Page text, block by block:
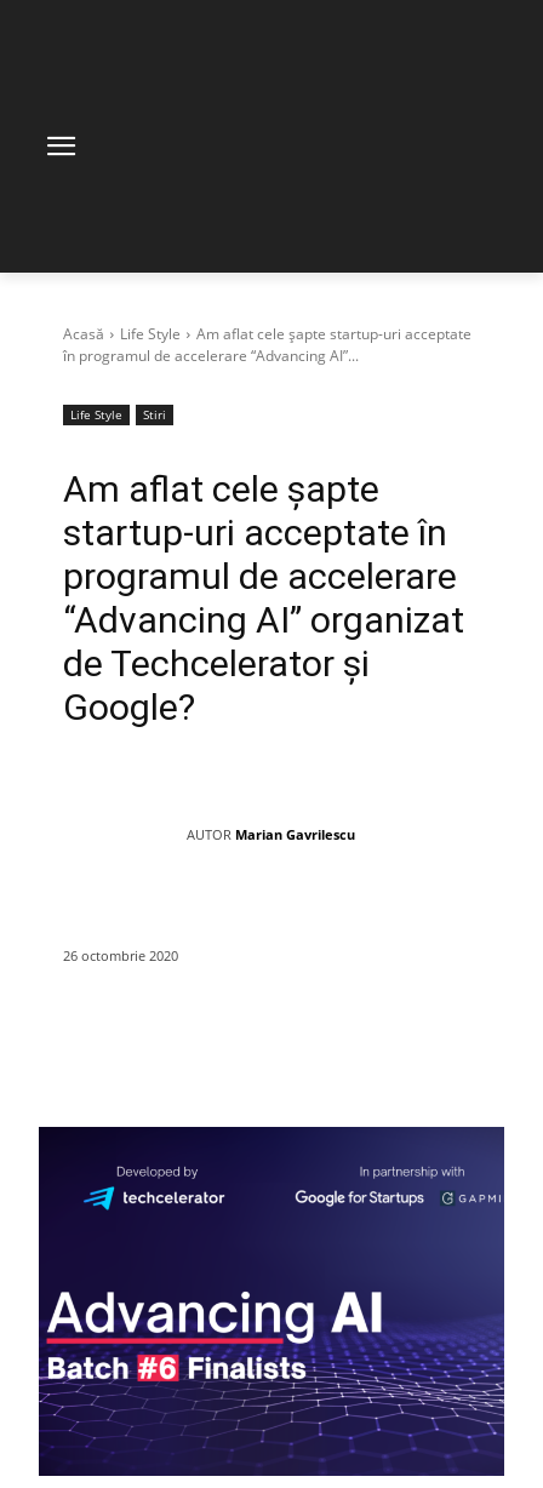
Acasă Life Style
Am aflat cele șapte startup-uri acceptate
în programul de accelerare “Advancing AI”...
Life Style Stiri
Am aflat cele șapte
startup-uri acceptate în
programul de accelerare
“Advancing AI” organizat
de Techcelerator și
Google?
AUTOR Marian Gavrilescu
26 octombrie 2020